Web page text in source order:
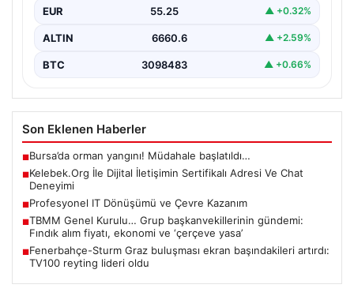
EUR 55.25 ▲ +0.32%
ALTIN 6660.6 ▲ +2.59%
BTC 3098483 ▲ +0.66%
Son Eklenen Haberler
■Bursa’da orman yangını! Müdahale başlatıldı…
■Kelebek.Org İle Dijital İletişimin Sertifikalı Adresi Ve Chat
Deneyimi
■Profesyonel IT Dönüşümü ve Çevre Kazanım
■TBMM Genel Kurulu… Grup başkanvekillerinin gündemi:
Fındık alım fiyatı, ekonomi ve ‘çerçeve yasa’
■Fenerbahçe-Sturm Graz buluşması ekran başındakileri artırdı:
TV100 reyting lideri oldu